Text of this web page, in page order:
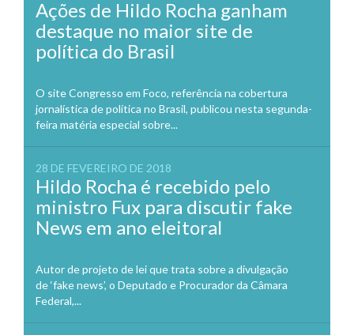
Ações de Hildo Rocha ganham
destaque no maior site de
política do Brasil
O site Congresso em Foco, referência na cobertura
jornalística de política no Brasil, publicou nesta segunda-
feira matéria especial sobre...
28 DE FEVEREIRO DE 2018
Hildo Rocha é recebido pelo
ministro Fux para discutir fake
News em ano eleitoral
Autor de projeto de lei que trata sobre a divulgação
de ‘fake news’, o Deputado e Procurador da Câmara
Federal,...